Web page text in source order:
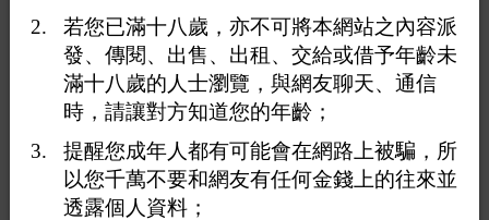
同志男星帥到爆紅 羞曝享受第1次 0 1,133
年02
月24
日
10:29
你的舊愛~我的新歡~~ 0 1,154
2020
年02
月20
若您已滿十八歲，亦不可將本網站之內容派
發、傳閱、出售、出租、交給或借予年齡未
滿十八歲的人士瀏覽，與網友聊天、通信
時，請讓對方知道您的年齡；
提醒您成年人都有可能會在網路上被騙，所
以您千萬不要和網友有任何金錢上的往來並
透露個人資料；